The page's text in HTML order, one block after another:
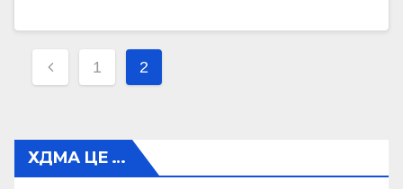
Навігація
записів
1 2
ХДМА ЦЕ …